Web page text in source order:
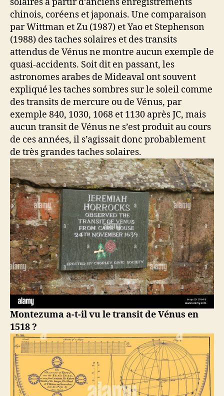
chinois, coréens et japonais. Une comparaison
par Wittman et Zu (1987) et Yao et Stephenson
(1988) des taches solaires et des transits
attendus de Vénus ne montre aucun exemple de
quasi-accidents. Soit dit en passant, les
astronomes arabes de Mideaval ont souvent
expliqué les taches sombres sur le soleil comme
des transits de mercure ou de Vénus, par
exemple 840, 1030, 1068 et 1130 après JC, mais
aucun transit de Vénus ne s’est produit au cours
de ces années, il s’agissait donc probablement
de très grandes taches solaires.
Montezuma a-t-il vu le transit de Vénus en
1518 ?